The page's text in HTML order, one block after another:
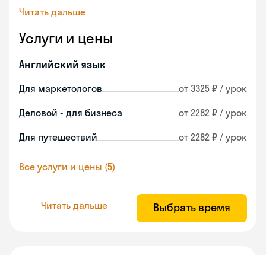
Читать дальше
Услуги и цены
Английский язык
Для маркетологов от 3325 ₽ / урок
Деловой - для бизнеса от 2282 ₽ / урок
Для путешествий от 2282 ₽ / урок
Все услуги и цены (5)
Читать дальше Выбрать время